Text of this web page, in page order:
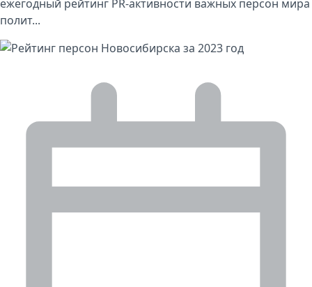
ежегодный рейтинг PR-активности важных персон мира
полит...